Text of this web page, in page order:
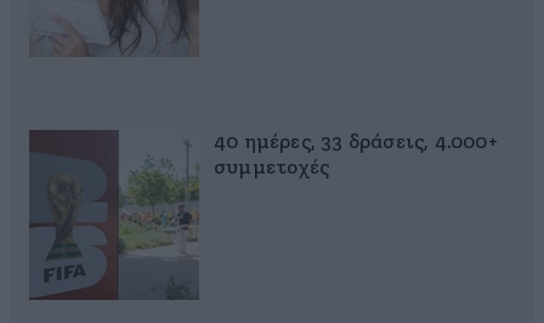
40 ημέρες, 33 δράσεις, 4.000+
συμμετοχές